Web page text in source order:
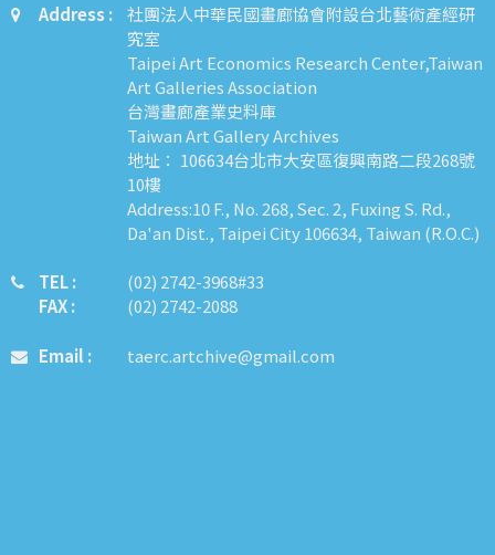
Address :
社團法人中華民國畫廊協會附設台北藝術產經研
究室
Taipei Art Economics Research Center,Taiwan
Art Galleries Association
台灣畫廊產業史料庫
Taiwan Art Gallery Archives
地址： 106634台北市大安區復興南路二段268號
10樓
Address:10 F., No. 268, Sec. 2, Fuxing S. Rd.,
Da'an Dist., Taipei City 106634, Taiwan (R.O.C.)
TEL :
FAX :
​​​​(02) 2742-3968#33
(02) 2742-2088
Email : taerc.artchive@gmail.com